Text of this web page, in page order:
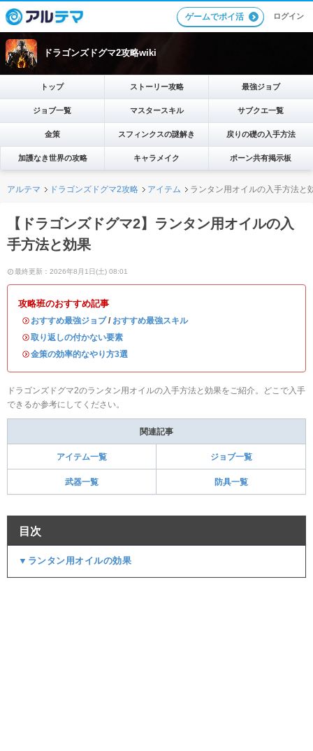
ゲームでポイ活 ログイン
ドラゴンズドグマ2攻略wiki
トップ ストーリー攻略 最強ジョブ
ジョブ一覧 マスタースキル サブクエ一覧
金策 スフィンクスの謎解き 戻りの礎の入手方法
加護なき世界の攻略 キャラメイク ポーン共有掲示板
アルテマ ドラゴンズドグマ2攻略 アイテム ランタン用オイルの入手方法と
【ドラゴンズドグマ2】ランタン用オイルの入
手方法と効果
最終更新：2026年8月1日(土) 08:01
攻略班のおすすめ記事
・ おすすめ最強ジョブ/ おすすめ最強スキル
・取り返しの付かない要素
・金策の効率的なやり方3選
ドラゴンズドグマ2のランタン用オイルの入手方法と効果をご紹介。どこで入手
できるか参考にしてください。
関連記事
アイテム一覧 ジョブ一覧
武器一覧 防具一覧
目次
▼ランタン用オイルの効果